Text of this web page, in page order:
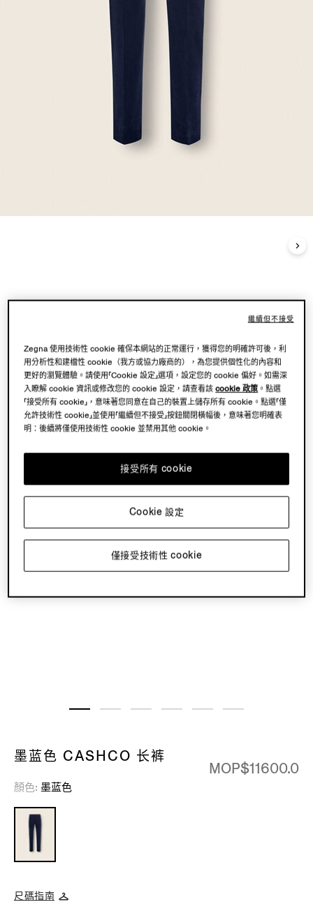
墨蓝色 CASHCO 长裤
MOP$11600.0
顏色 墨蓝色
尺碼指南
Zegna 使用技術性 cookie 確保本網站的正常運行，獲得您的明確許可後，利
用分析性和建檔性 cookie（我方或協力廠商的），為您提供個性化的內容和
更好的瀏覽體驗。請使用「Cookie 設定」選項，設定您的 cookie 偏好。如需深
入瞭解 cookie 資訊或修改您的 cookie 設定，請查看該cookie 政策 。點選
「接受所有 cookie」，意味著您同意在自己的裝置上儲存所有 cookie。點選「僅
允許技術性 cookie」並使用「繼續但不接受」按鈕關閉橫幅後，意味著您明確表
明：後續將僅使用技術性 cookie 並禁用其他 cookie。
僅接受技術性 cookie
接受所有 cookie
Cookie 設定
繼續但不接受